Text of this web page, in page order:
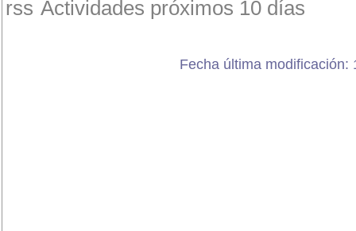
Actividades próximos 10 días
Fecha última modificación: